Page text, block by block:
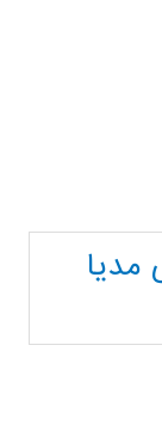
مدیا